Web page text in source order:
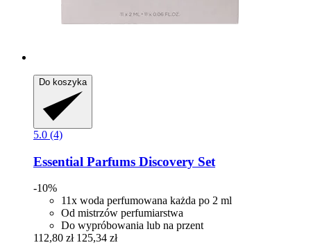
Do koszyka
5.0 (4)
Essential Parfums Discovery Set
-10%
11x woda perfumowana każda po 2 ml
Od mistrzów perfumiarstwa
Do wypróbowania lub na przent
112,80 zł 125,34 zł